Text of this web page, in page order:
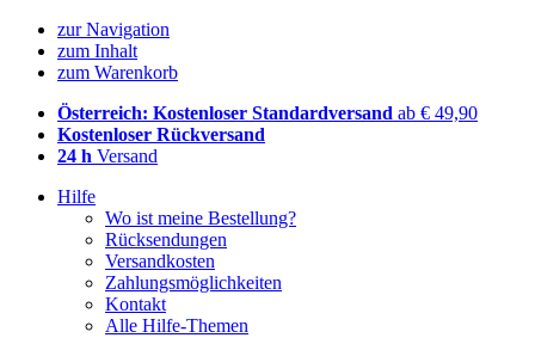
zur Navigation
zum Inhalt
zum Warenkorb
Österreich: Kostenloser Standardversand ab € 49,90
Kostenloser Rückversand
24 h Versand
Hilfe
Wo ist meine Bestellung?
Rücksendungen
Versandkosten
Zahlungsmöglichkeiten
Kontakt
Alle Hilfe-Themen